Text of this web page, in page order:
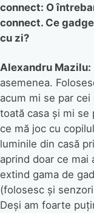
connect: O
connect. Ce
cu zi?
Alexandru Mazilu:
asemenea.
acum mi se par
toată casa și mi
ce mă joc cu
luminile din casă
aprind doar ce mai
extind gama de
(folosesc și
Deși am foarte